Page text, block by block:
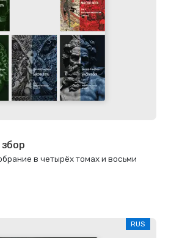
в четырёх томах и восьми
RUS